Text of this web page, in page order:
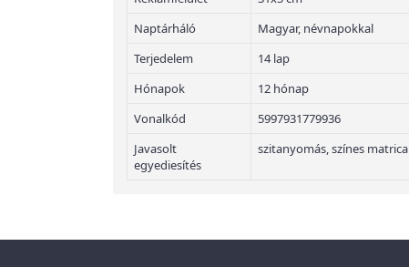
Naptárháló
Magyar, névnapokkal
Terjedelem
14 lap
Hónapok
12 hónap
Vonalkód
5997931779936
Javasolt
egyediesítés
szitanyomás, színes matrica